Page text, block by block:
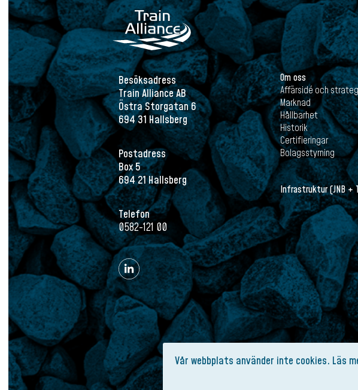
Besöksadress
Train Alliance AB
Östra Storgatan 6
694 31 Hallsberg
Postadress
Box 5
694 21 Hallsberg
Telefon
0582-121 00
Om oss
Affärsidé och
Marknad
Hållbarhet
Historik
Certifieringar
Bolagsstyrning
Infrastruktur (JNB +
Vår webbplats använder inte cookies. Läs